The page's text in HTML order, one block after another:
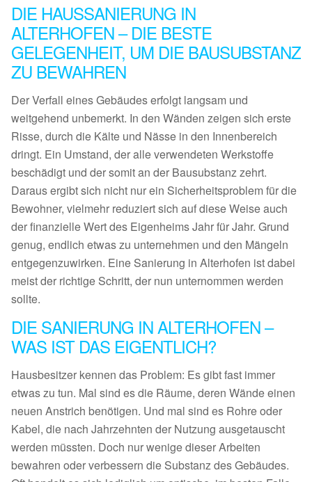
DIE HAUSSANIERUNG IN
ALTERHOFEN – DIE BESTE
GELEGENHEIT, UM DIE BAUSUBSTANZ
ZU BEWAHREN
Der Verfall eines Gebäudes erfolgt langsam und
weitgehend unbemerkt. In den Wänden zeigen sich erste
Risse, durch die Kälte und Nässe in den Innenbereich
dringt. Ein Umstand, der alle verwendeten Werkstoffe
beschädigt und der somit an der Bausubstanz zehrt.
Daraus ergibt sich nicht nur ein Sicherheitsproblem für die
Bewohner, vielmehr reduziert sich auf diese Weise auch
der finanzielle Wert des Eigenheims Jahr für Jahr. Grund
genug, endlich etwas zu unternehmen und den Mängeln
entgegenzuwirken. Eine Sanierung in Alterhofen ist dabei
meist der richtige Schritt, der nun unternommen werden
sollte.
DIE SANIERUNG IN ALTERHOFEN –
WAS IST DAS EIGENTLICH?
Hausbesitzer kennen das Problem: Es gibt fast immer
etwas zu tun. Mal sind es die Räume, deren Wände einen
neuen Anstrich benötigen. Und mal sind es Rohre oder
Kabel, die nach Jahrzehnten der Nutzung ausgetauscht
werden müssten. Doch nur wenige dieser Arbeiten
bewahren oder verbessern die Substanz des Gebäudes.